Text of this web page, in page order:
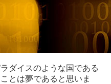
ダイスのような国である
とは夢であると思いま